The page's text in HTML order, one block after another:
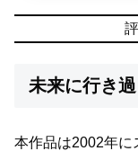
未来に行き
本作品は2002年に